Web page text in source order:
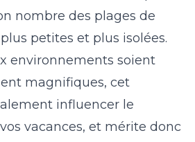
nombre des plages de
petites et plus isolées.
environnements soient
magnifiques, cet
influencer le
vacances, et mérite donc